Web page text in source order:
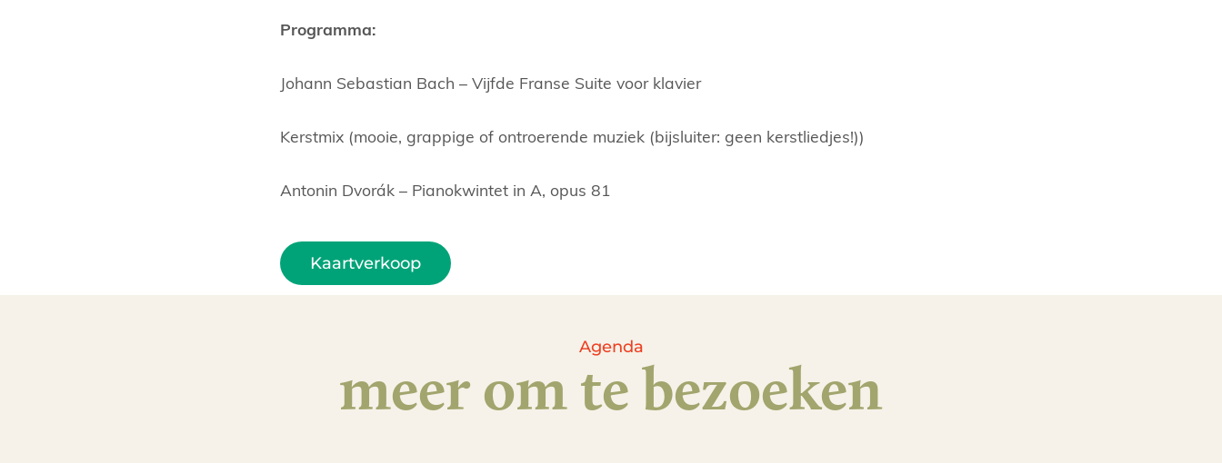
Programma:
Johann Sebastian Bach – Vijfde Franse Suite voor klavier
Kerstmix (mooie, grappige of ontroerende muziek (bijsluiter: geen kerstliedjes!))
Antonin Dvorák – Pianokwintet in A, opus 81
Kaartverkoop
Agenda
meer om te bezoeken